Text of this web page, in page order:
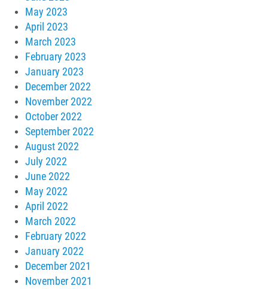
May 2023
April 2023
March 2023
February 2023
January 2023
December 2022
November 2022
October 2022
September 2022
August 2022
July 2022
June 2022
May 2022
April 2022
March 2022
February 2022
January 2022
December 2021
November 2021